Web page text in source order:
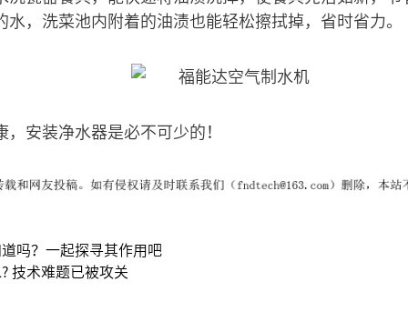
，洗菜池内附着的油渍也能轻松擦拭掉，省时省力。
安装净水器是必不可少的！
吗？一起探寻其作用吧
技术难题已被攻关